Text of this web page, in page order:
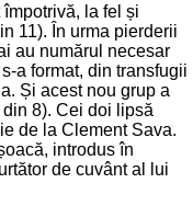
la fel și
11). În urma pierderii
au numărul necesar
a format, din transfugii
Și acest nou grup a
8). Cei doi lipsă
de la Clement Sava.
introdus în
de cuvânt al lui